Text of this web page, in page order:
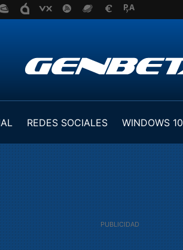
REDES SOCIALES WINDOWS 10